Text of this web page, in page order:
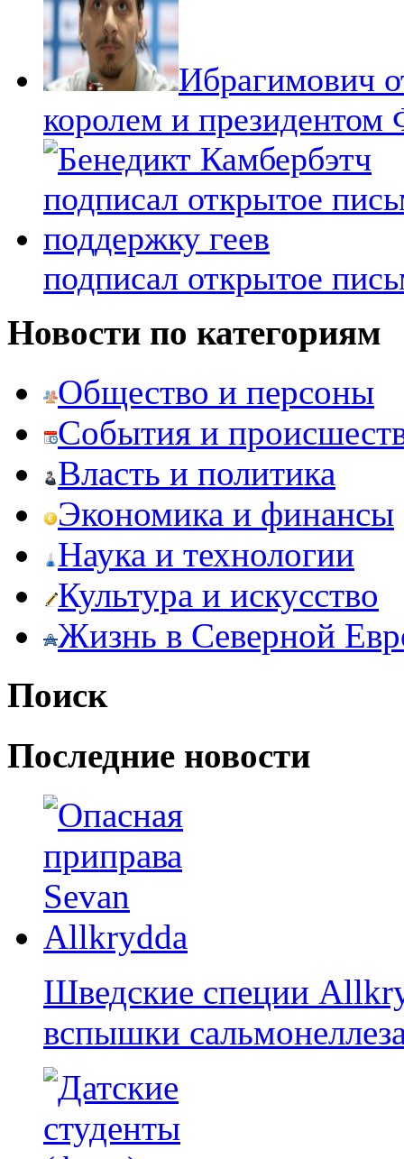
Ибрагимович
королем и президентом
подписал открытое
Новости по категориям
Общество и персоны
События и
Власть и политика
Экономика и финансы
Наука и технологии
Культура и искусство
Жизнь в Северной
Поиск
Последние новости
Шведские специи
вспышки